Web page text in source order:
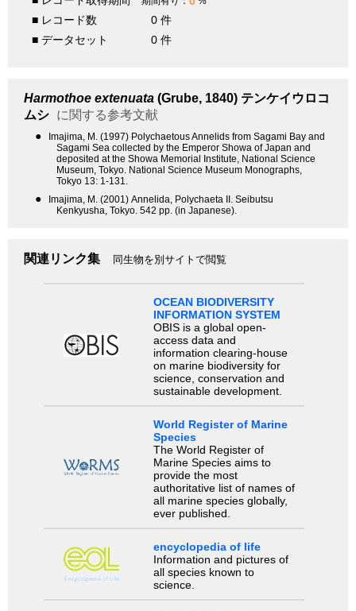
■ レコード数
0 件
■ データセット
0 件
Harmothoe extenuata (Grube, 1840) テンケイウロコ
ムシ に関する参考文献
●
Imajima, M. (1997) Polychaetous Annelids from Sagami Bay and
Sagami Sea collected by the Emperor Showa of Japan and
deposited at the Showa Memorial Institute, National Science
Museum, Tokyo. National Science Museum Monographs,
Tokyo 13: 1-131.
●
Imajima, M. (2001) Annelida, Polychaeta II. Seibutsu
Kenkyusha, Tokyo. 542 pp. (in Japanese).
関連リンク集 同生物を別サイトで閲覧
OCEAN BIODIVERSITY
INFORMATION SYSTEM
OBIS is a global open-
access data and
information clearing-house
on marine biodiversity for
science, conservation and
sustainable development.
World Register of Marine
Species
The World Register of
Marine Species aims to
provide the most
authoritative list of names of
all marine species globally,
ever published.
encyclopedia of life
Information and pictures of
all species known to
science.